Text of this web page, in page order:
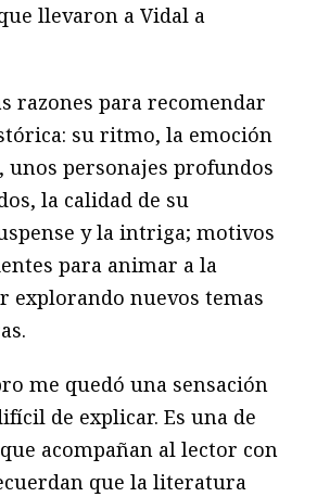
llevaron a Vidal a
razones para recomendar
su ritmo, la emoción
unos personajes profundos
la calidad de su
y la intriga; motivos
para animar a la
explorando nuevos temas
me quedó una sensación
de explicar. Es una de
acompañan al lector con
que la literatura